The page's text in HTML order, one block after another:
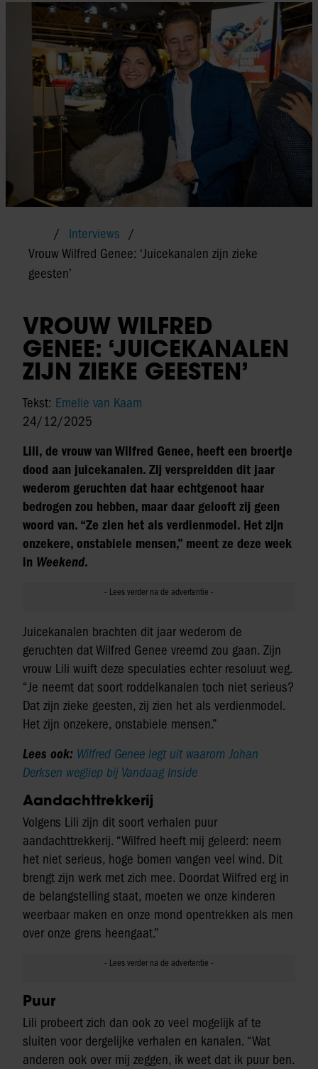
Interviews
Vrouw Wilfred Genee: ‘Juicekanalen zijn zieke
geesten’
VROUW WILFRED
GENEE: ‘JUICEKANALEN
ZIJN ZIEKE GEESTEN’
Tekst: Emelie van Kaam
24/12/2025
Lili, de vrouw van Wilfred Genee, heeft een broertje
dood aan juicekanalen. Zij verspreidden dit jaar
wederom geruchten dat haar echtgenoot haar
bedrogen zou hebben, maar daar gelooft zij geen
woord van. “Ze zien het als verdienmodel. Het zijn
onzekere, onstabiele mensen,” meent ze deze week
in Weekend.
Juicekanalen brachten dit jaar wederom de
geruchten dat Wilfred Genee vreemd zou gaan. Zijn
vrouw Lili wuift deze speculaties echter resoluut weg.
“Je neemt dat soort roddelkanalen toch niet serieus?
Dat zijn zieke geesten, zij zien het als verdienmodel.
Het zijn onzekere, onstabiele mensen.”
Lees ook: Wilfred Genee legt uit waarom Johan
Derksen wegliep bij Vandaag Inside
Aandachttrekkerij
Volgens Lili zijn dit soort verhalen puur
aandachttrekkerij. “Wilfred heeft mij geleerd: neem
het niet serieus, hoge bomen vangen veel wind. Dit
brengt zijn werk met zich mee. Doordat Wilfred erg in
de belangstelling staat, moeten we onze kinderen
weerbaar maken en onze mond opentrekken als men
over onze grens heengaat.”
Puur
Lili probeert zich dan ook zo veel mogelijk af te
sluiten voor dergelijke verhalen en kanalen. “Wat
anderen ook over mij zeggen, ik weet dat ik puur ben.